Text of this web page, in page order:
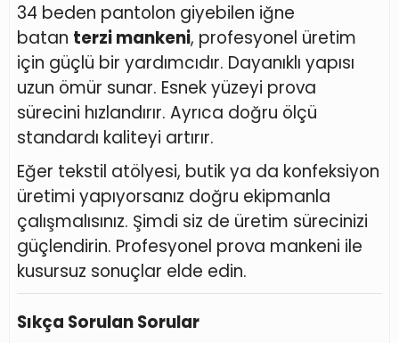
34 beden pantolon giyebilen iğne
batan terzi mankeni, profesyonel üretim
için güçlü bir yardımcıdır. Dayanıklı yapısı
uzun ömür sunar. Esnek yüzeyi prova
sürecini hızlandırır. Ayrıca doğru ölçü
standardı kaliteyi artırır.
Eğer tekstil atölyesi, butik ya da konfeksiyon
üretimi yapıyorsanız doğru ekipmanla
çalışmalısınız. Şimdi siz de üretim sürecinizi
güçlendirin. Profesyonel prova mankeni ile
kusursuz sonuçlar elde edin.
Sıkça Sorulan Sorular